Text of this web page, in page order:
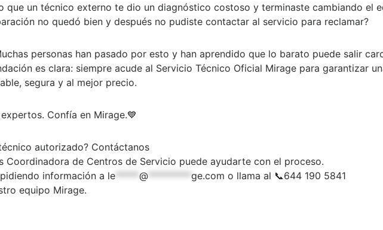
que un técnico externo te dio un diagnóstico costoso y terminaste cambiando el
no quedó bien y después no pudiste contactar al servicio para reclamar?
personas han pasado por esto y han aprendido que lo barato puede salir
es clara: siempre acude al Servicio Técnico Oficial Mirage para garantizar
segura y al mejor precio.
Confía en Mirage.💙
autorizado? Contáctanos
Coordinadora de Centros de Servicio puede ayudarte con el proceso.
información a le @ ge.com o llama al 📞644 190 5841
equipo Mirage.